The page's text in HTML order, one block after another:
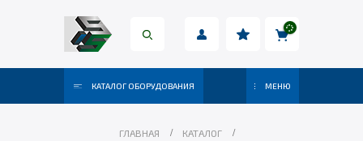
КАТАЛОГ ОБОРУДОВАНИЯ МЕНЮ
ГЛАВНАЯ
КАТАЛОГ